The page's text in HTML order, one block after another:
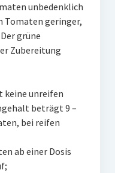
unbedenklich
Tomaten geringer,
grüne
Zubereitung
keine unreifen
beträgt 9 –
bei reifen
ab einer Dosis